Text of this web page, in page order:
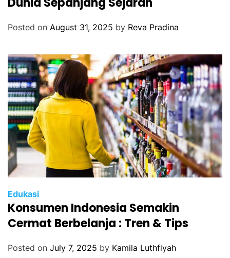
Posted on August 31, 2025 by Reva Pradina
Edukasi
Konsumen Indonesia Semakin
Cermat Berbelanja : Tren & Tips
Posted on July 7, 2025 by Kamila Luthfiyah